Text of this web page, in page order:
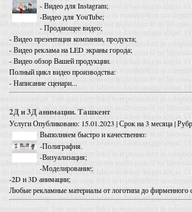
- Видео для Instagram;
-Видео для YouTube;
- Продающее видео;
- Видео презентация компании, продукта;
- Видео реклама на LED экраны города;
- Видео обзор Вашей продукции.
Полный цикл видео производства:
- Написание сценари...
2Д и 3Д анимации. Ташкент
УслугиОпубликовано: 15.01.2023 | Срок на 3 месяца |
Выполняем быстро и качественно:
-Полиграфия.
-Визуализация;
-Моделирование;
-2D и 3D анимации;
Любые рекламные материалы от логотипа до фирменного